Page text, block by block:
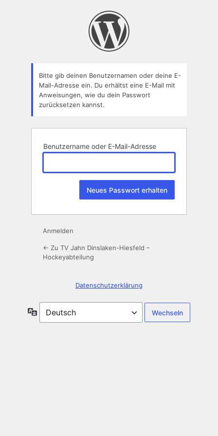
Bitte gib deinen Benutzernamen oder deine E-
Mail-Adresse ein. Du erhältst eine E-Mail mit
Anweisungen, wie du dein Passwort
zurücksetzen kannst.
Benutzername oder E-Mail-Adresse
Anmelden
← Zu TV Jahn Dinslaken-Hiesfeld –
Hockeyabteilung
Datenschutz­erklärung
Sprache